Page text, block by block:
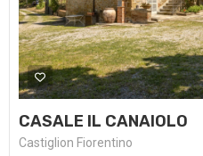
CASALE IL CANAIOLO
Castiglion Fiorentino